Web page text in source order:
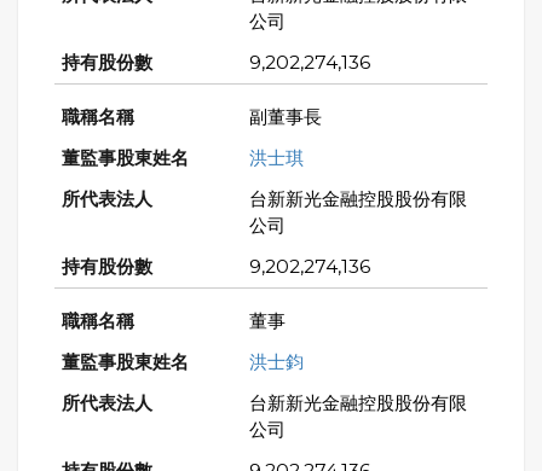
公司
9,202,274,136
副董事長
洪士琪
台新新光金融控股股份有限
公司
9,202,274,136
董事
洪士鈞
台新新光金融控股股份有限
公司